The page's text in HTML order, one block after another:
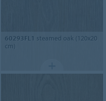
60293FL1 steamed oak (120x20
cm)